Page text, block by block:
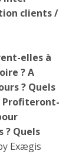
clients /
elles à
? A
? Quels
Profiteront-
? Quels
Exægis